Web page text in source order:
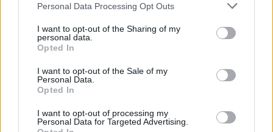
Personal Data Processing Opt Outs
I want to opt-out of the Sharing of my
personal data.
Opted In
I want to opt-out of the Sale of my
Personal Data.
Opted In
I want to opt-out of processing my
Personal Data for Targeted Advertising.
ΡΕΠΟΡΤΑΖ ΔΡΑΣΕΙΣ
Στο Πανελλήνιον έκθεση
Μυτιλήνης με το χθες
Μια έκθεση διοργανωμένη από τον
Εμπορικό Σύλλογο Μυτιλήνης